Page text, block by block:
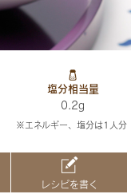
塩分相当量
0.2g
※エネルギー、塩分は1人分
レシピを書く